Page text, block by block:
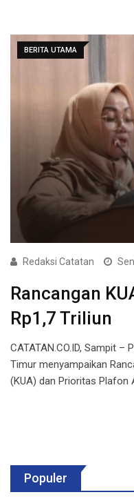
BERITA UTAMA
Redaksi Catatan
Rancangan
Rp1,7 Triliun
CATATAN.CO.ID, Sampit
Timur menyampaikan
(KUA) dan Prioritas Plafon
Populer